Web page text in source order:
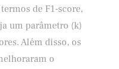
de F1-score,
um parâmetro (k)
Além disso, os
o